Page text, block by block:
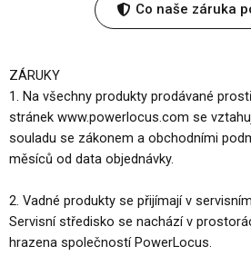
Co naše záruka
ZÁRUKY
1. Na všechny produkty prodávané
stránek www.powerlocus.com se
souladu se zákonem a obchodními
měsíců od data objednávky.
2. Vadné produkty se přijímají v
Servisní středisko se nachází v
hrazena společností PowerLocus.